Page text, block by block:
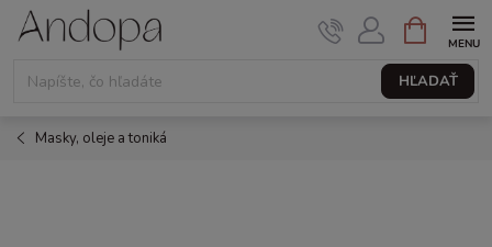
Prejsť
HĽADAŤ
NÁKUPNÝ
KOŠÍK
Masky, oleje a toniká